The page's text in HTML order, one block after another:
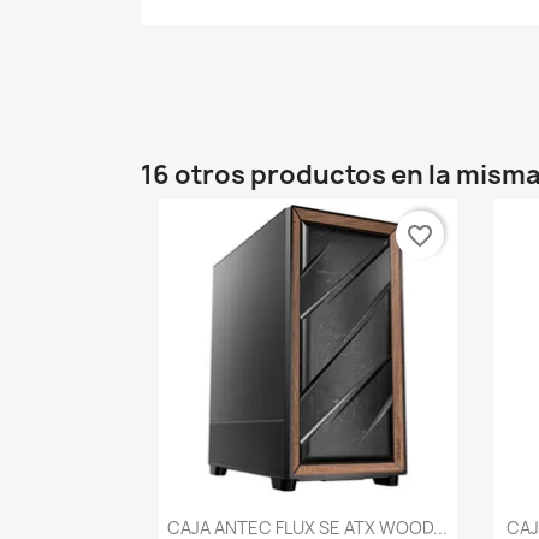
16 otros productos en la
Vista rápida
CAJA ANTEC FLUX SE ATX WOOD...
favorite_border